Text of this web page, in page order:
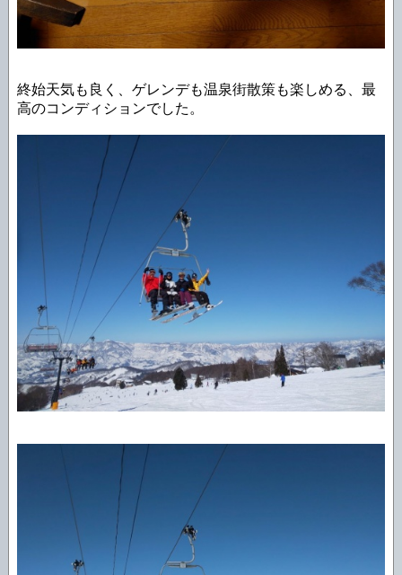
終始天気も良く、ゲレンデも温泉街散策も楽しめる、最
高のコンディションでした。